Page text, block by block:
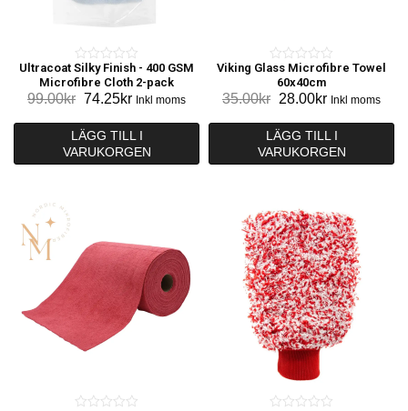
0
o
t
o
f
Ultracoat Silky Finish - 400 GSM
Microfibre Cloth 2-pack
99.00kr Det
priset
var:
74.25krDet
priset
är:
Inkl moms
LÄGG TILL I
VARUKORGEN
0
t
o
f
Viking Glass Microfibre Towel
60x40cm
35.00kr Det
priset
var:
28.00krDet
priset
är:
Inkl moms
LÄGG TILL I
VARUKORGEN